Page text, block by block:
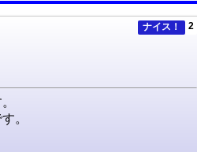
ナイス！ 2
。